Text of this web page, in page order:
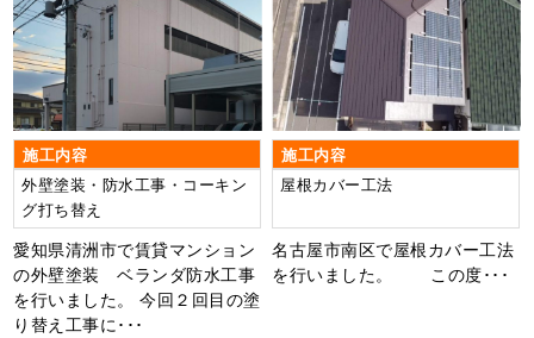
施工内容
外壁塗装・防水工事・コーキン
グ打ち替え
愛知県清洲市で賃貸マンション
の外壁塗装 ベランダ防水工事
を行いました。 今回２回目の塗
り替え工事に･･･
施工内容
屋根カバー工法
名古屋市南区で屋根カバー工法
を行いました。 この度･･･